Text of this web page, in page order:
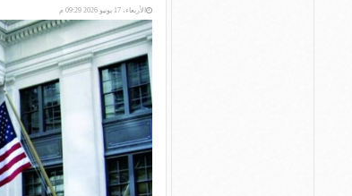
الأربعاء، 17 يونيو 2026 09:29 م